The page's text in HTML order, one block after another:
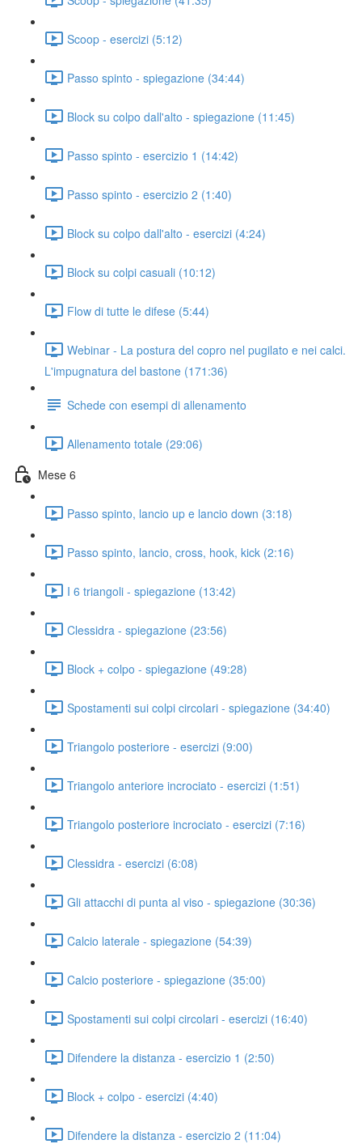
Scoop - esercizi (5:12)
Passo spinto - spiegazione (34:44)
Block su colpo dall'alto - spiegazione (11:45)
Passo spinto - esercizio 1 (14:42)
Passo spinto - esercizio 2 (1:40)
Block su colpo dall'alto - esercizi (4:24)
Block su colpi casuali (10:12)
Flow di tutte le difese (5:44)
Webinar - La postura del copro nel pugilato e nei calci.
L'impugnatura del bastone (171:36)
Schede con esempi di allenamento
Allenamento totale (29:06)
Mese 6
Passo spinto, lancio up e lancio down (3:18)
Passo spinto, lancio, cross, hook, kick (2:16)
I 6 triangoli - spiegazione (13:42)
Clessidra - spiegazione (23:56)
Block + colpo - spiegazione (49:28)
Spostamenti sui colpi circolari - spiegazione (34:40)
Triangolo posteriore - esercizi (9:00)
Triangolo anteriore incrociato - esercizi (1:51)
Triangolo posteriore incrociato - esercizi (7:16)
Clessidra - esercizi (6:08)
Gli attacchi di punta al viso - spiegazione (30:36)
Calcio laterale - spiegazione (54:39)
Calcio posteriore - spiegazione (35:00)
Spostamenti sui colpi circolari - esercizi (16:40)
Difendere la distanza - esercizio 1 (2:50)
Block + colpo - esercizi (4:40)
Difendere la distanza - esercizio 2 (11:04)